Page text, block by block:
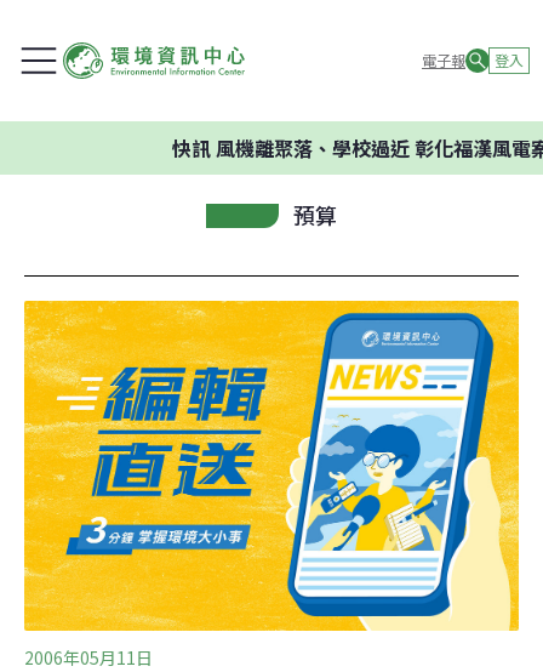
電子報 登入
快訊風機離聚落、學校過近 彰化福漢風電
預算
2006年05月11日